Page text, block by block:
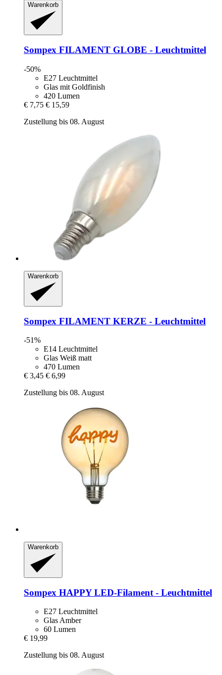
Warenkorb
Sompex FILAMENT GLOBE -​ Leuchtmittel
-50%
E27 Leuchtmittel
Glas mit Goldfinish
420 Lumen
€ 7,75 € 15,59
Zustellung bis 08. August
Warenkorb
Sompex FILAMENT KERZE -​ Leuchtmittel
-51%
E14 Leuchtmittel
Glas Weiß matt
470 Lumen
€ 3,45 € 6,99
Zustellung bis 08. August
Warenkorb
Sompex HAPPY LED-​Filament -​ Leuchtmittel
E27 Leuchtmittel
Glas Amber
60 Lumen
€ 19,99
Zustellung bis 08. August